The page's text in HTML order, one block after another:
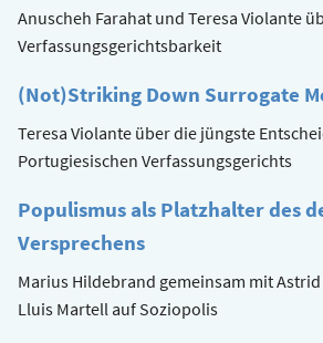
Anuscheh Farahat und Teresa Violante
Verfassungsgerichtsbarkeit
(Not)Striking Down Surrogate
Teresa Violante über die jüngste
Portugiesischen Verfassungsgerichts
Populismus als Platzhalter des
Versprechens
Marius Hildebrand gemeinsam mit
Lluis Martell auf Soziopolis